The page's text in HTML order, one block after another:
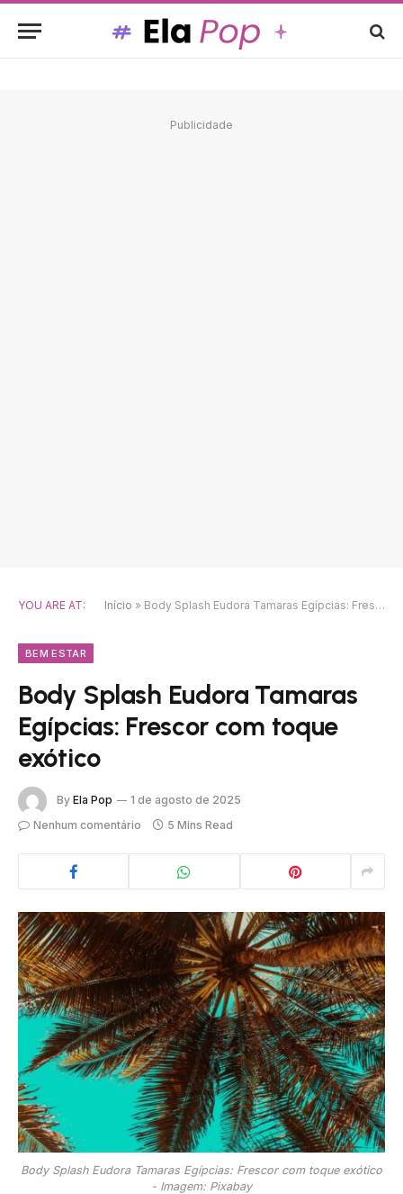
Publicidade
YOU ARE AT: Início » Body Splash Eudora Tamaras Egípcias: Frescor com toque exótico
BEM ESTAR
Body Splash Eudora Tamaras
Egípcias: Frescor com toque
exótico
By Ela Pop
1 de agosto de 2025
Nenhum comentário
5 Mins Read
Body Splash Eudora Tamaras Egípcias: Frescor com toque exótico
- Imagem: Pixabay